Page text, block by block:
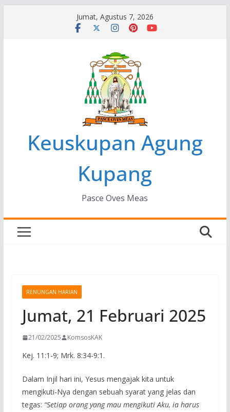
Jumat, Agustus 7, 2026
Keuskupan Agung
Kupang
Pasce Oves Meas
RENUNGAN HARIAN
Jumat, 21 Februari 2025
21/02/2025 KomsosKAK
Kej. 11:1-9; Mrk. 8:34-9:1.
Dalam Injil hari ini, Yesus mengajak kita untuk
mengikuti-Nya dengan sebuah syarat yang jelas dan
tegas: “Setiap orang yang mau mengikuti Aku, ia harus